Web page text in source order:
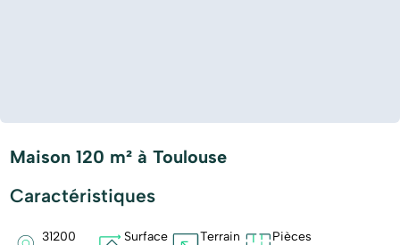
Maison 120 m² à Toulouse
Caractéristiques
31200
Surface
Terrain
Pièces